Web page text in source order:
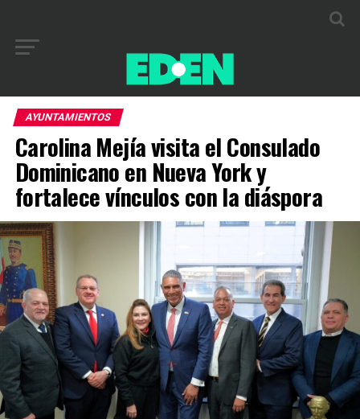
AYUNTAMIENTOS
Carolina Mejía visita el Consulado
Dominicano en Nueva York y
fortalece vínculos con la diáspora